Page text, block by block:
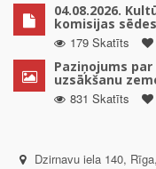
04.08.2026.
komisijas
179 Skatīts
Paziņojums
uzsākšanu
831 Skatīts
Dzirnavu iela 140,